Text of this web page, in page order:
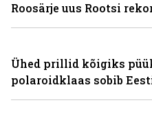
Roosärje uus Rootsi
Ühed prillid kõigiks
polaroidklaas sobib